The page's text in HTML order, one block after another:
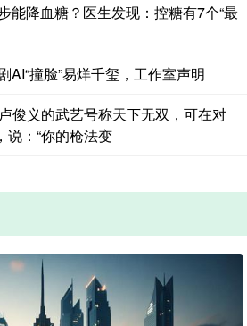
能降血糖？医生发现：控糖有7个“最
AI“撞脸”易烊千玺，工作室声明
俊义的武艺号称天下无双，可在对
说：“你的枪法变